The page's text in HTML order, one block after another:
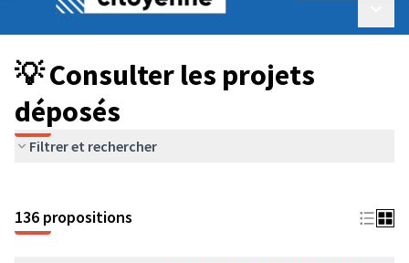
💡 Consulter les projets déposés
💡 Consulter les projets
déposés
Filtrer et rechercher
136 propositions